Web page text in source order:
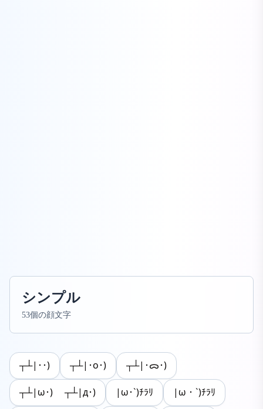
シンプル
53個の顔文字
┬┴|･･) ┬┴|･o･) ┬┴|･ᯅ･)
┬┴|ω･) ┬┴|д･) |ω･`)ﾁﾗﾘ |ω・`)ﾁﾗﾘ